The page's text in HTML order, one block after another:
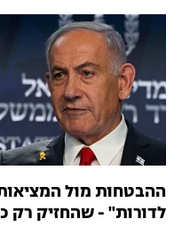
ההבטחות מול
לדורות" - שהחזיק רק